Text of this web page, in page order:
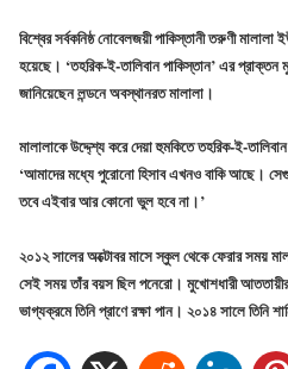
বিশ্বের সর্বকনিষ্ঠ নোবেলজয়ী পাকিস্তানী তরুণী
হয়েছে। ‘তহরিক-ই-তালিবান পাকিস্তান’ এর প্রাক্তন
জানিয়েছেন লন্ডনে অবস্থানরত মালালা।
মালালাকে উদ্দে্শ্য করে দেয়া হুমকিতে তহরিক-ই-
‘আমাদের মধ্যে পুরোনো হিসাব এখনও বাকি আছে।
তবে এইবার আর কোনো ভুল হবে না।’
২০১২ সালের অক্টোবর মাসে স্কুল থেকে ফেরার সময়
সেই সময় তাঁর বয়স ছিল পনেরো। মুখোশধারী
ভাগ্যক্রমে তিনি প্রাণে রক্ষা পান। ২০১৪ সালে তিনি